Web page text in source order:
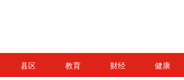
县区 教育 财经 健康